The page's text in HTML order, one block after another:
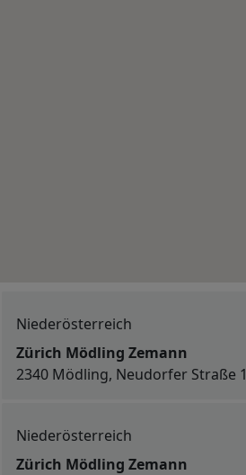
Niederösterreich
Zürich Mödling Zemann
2340 Mödling, Neudorfer Straße 1
Niederösterreich
Zürich Mödling Zemann